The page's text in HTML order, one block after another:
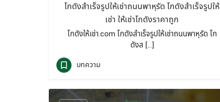
โกดังสำเร็จรูปให้เช่าถนนพาหุรัด โกดังสำเร็จรูปให้
เช่า ให้เช่าโกดังราคาถูก
โกดังให้เช่า.com โกดังสำเร็จรูปให้เช่าถนนพาหุรัด โก
ดังส […]
บทความ